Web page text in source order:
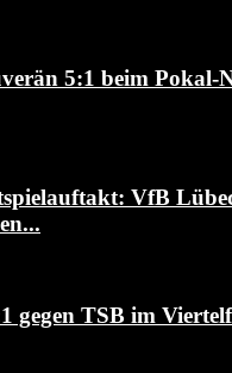
5:1 beim Pokal-
VfB
gegen TSB im